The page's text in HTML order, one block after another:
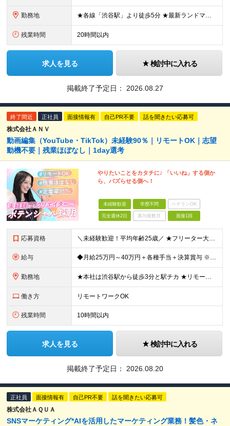
勤務地 ★各線「渋谷駅」より徒歩5分 ★最新ランドマークオフィスです！ ★転勤はありません 【本社】 東京都渋谷区道玄坂2-25-12 道玄坂通 dogenzaka-dori 5階 ※(変更の範囲)上記を除
残業時間 20時間以内
求人を見る 検討中に入れる
掲載終了予定日： 2026.08.27
終了間近 正社員 面接情報有 自己PR不要 話を聞きたい応募可
株式会社ＡＮＶ
動画編集（YouTube・TikTok）未経験90％｜リモートOK｜志望
動機不要｜残業ほぼなし｜1day選考
やりたいことをカタチに♪ 「いいね」する側か
ら、バズらせる側へ！
未経験歓迎 学歴不問 ベテランOK
完全週休2日 賞与複数月 面接1回
応募資格 ＼未経験歓迎！平均年齢25歳／ ★フリーター大歓迎 ★第二新卒歓迎 ★学歴不問 ＼100％ポテンシャル採用を実施！／ マーケティングの知識や特別なスキルは一切問いません。 実際、今活躍している先輩も
給与 ◆月給25万円～40万円＋各種手当＋決算賞与 ※経験・能力を考慮の上、決定します。 ※上記金額には固定残業代（22時間分／3万5200円～）を含む。 超過分は別途全額支給。 ★残業は社員平均月10
勤務地 ★本社は渋谷駅から徒歩3分と駅チカ ★リモートワークOK！ ★転勤はありません ★U・Iターン歓迎！ 【本社】 東京都渋谷区渋谷3-6-3 渋谷363清水ビル7F (変更の範囲)上記を除く当社関連
働き方 リモートワークOK
残業時間 10時間以内
求人を見る 検討中に入れる
掲載終了予定日： 2026.08.20
正社員 面接情報有 自己PR不要 話を聞きたい応募可
株式会社ＡＱＵＡ
SNSマーケティング*AIを活用したマーケティング業務！髪色・ネ